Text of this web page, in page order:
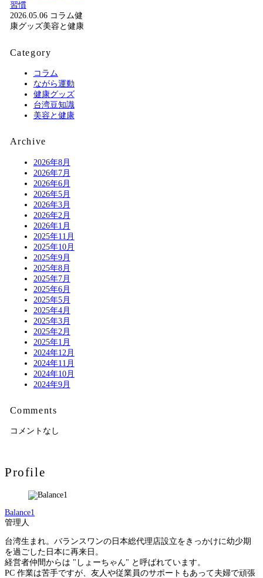
習慣
2026.05.06 コラム健
康グッズ美容と健康
Category
コラム
ながら運動
健康グッズ
台湾豆知識
美容と健康
Archive
2026年8月
2026年7月
2026年6月
2026年5月
2026年3月
2026年2月
2026年1月
2025年11月
2025年10月
2025年9月
2025年8月
2025年7月
2025年6月
2025年5月
2025年4月
2025年3月
2025年2月
2025年1月
2024年12月
2024年11月
2024年10月
2024年9月
Comments
コメントなし
Profile
Balance1
管理人
台湾生まれ。バランスワンの日本総代理店設立をきっかけに幼少期
を過ごした日本に再来日。
経営者仲間からは "しょーちゃん" と呼ばれています。
PC 作業は苦手ですが、友人や従業員のサポートもあって夫婦で頑張